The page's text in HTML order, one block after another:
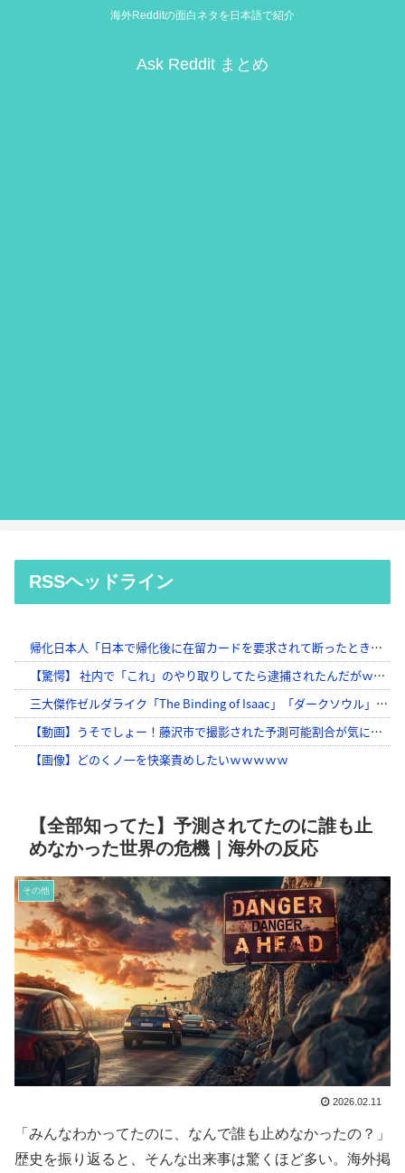
海外Redditの面白ネタを日本語で紹介
Ask Reddit まとめ
RSSヘッドライン
【全部知ってた】予測されてたのに誰も止
めなかった世界の危機｜海外の反応
その他
2026.02.11
「みんなわかってたのに、なんで誰も止めなかったの？」
歴史を振り返ると、そんな出来事は驚くほど多い。海外掲